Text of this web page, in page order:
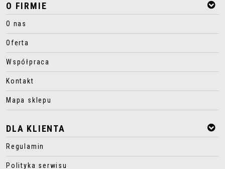
O FIRMIE
O nas
Oferta
Współpraca
Kontakt
Mapa sklepu
DLA KLIENTA
Regulamin
Polityka serwisu